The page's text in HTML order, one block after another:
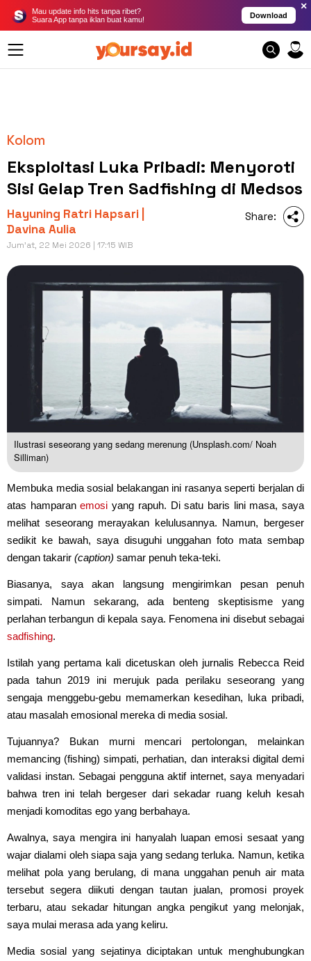
Mau update info hits tanpa ribet?
Suara App tanpa iklan buat kamu!
Download
×
Kolom
Eksploitasi Luka Pribadi: Menyoroti
Sisi Gelap Tren Sadfishing di Medsos
Hayuning Ratri Hapsari |
Davina Aulia
Jum'at, 22 Mei 2026 | 17:15 WIB
Share:
Ilustrasi seseorang yang sedang merenung (Unsplash.com/ Noah
Silliman)
Membuka media sosial belakangan ini rasanya seperti berjalan di
atas hamparanemosi yang rapuh. Di satu baris lini masa, saya
melihat seseorang merayakan kelulusannya. Namun, bergeser
sedikit ke bawah, saya disuguhi unggahan foto mata sembap
dengan takarir (caption) samar penuh teka-teki.
Biasanya, saya akan langsung mengirimkan pesan penuh
simpati. Namun sekarang, ada benteng skeptisisme yang
perlahan terbangun di kepala saya. Fenomena ini disebut sebagai
sadfishing.
Istilah yang pertama kali dicetuskan oleh jurnalis Rebecca Reid
pada tahun 2019 ini merujuk pada perilaku seseorang yang
sengaja menggebu-gebu memamerkan kesedihan, luka pribadi,
atau masalah emosional mereka di media sosial.
Tujuannya? Bukan murni mencari pertolongan, melainkan
memancing (fishing) simpati, perhatian, dan interaksi digital demi
validasi instan. Sebagai pengguna aktif internet, saya menyadari
bahwa tren ini telah bergeser dari sekadar ruang keluh kesah
menjadi komoditas ego yang berbahaya.
Awalnya, saya mengira ini hanyalah luapan emosi sesaat yang
wajar dialami oleh siapa saja yang sedang terluka. Namun, ketika
melihat pola yang berulang, di mana unggahan penuh air mata
tersebut segera diikuti dengan tautan jualan, promosi proyek
terbaru, atau sekadar hitungan angka pengikut yang melonjak,
saya mulai merasa ada yang keliru.
Media sosial yang sejatinya diciptakan untuk menghubungkan